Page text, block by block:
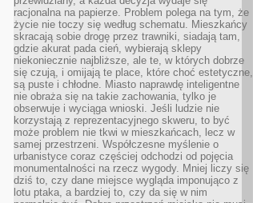
racjonalna na papierze. Problem polega na tym, że
życie nie toczy się według schematu. Mieszkańcy
skracają sobie drogę przez trawniki, siadają tam,
gdzie akurat pada cień, wybierają sklepy
niekoniecznie najbliższe, ale te, w których dobrze
się czują, i omijają te place, które choć estetyczne,
są puste i chłodne. Miasto naprawdę inteligentne
nie obraża się na takie zachowania, tylko je
obserwuje i wyciąga wnioski. Jeśli ludzie nie
korzystają z reprezentacyjnego skweru, to być
może problem nie tkwi w mieszkańcach, lecz w
samej przestrzeni. Współczesne myślenie o
urbanistyce coraz częściej odchodzi od pojęcia
monumentalności na rzecz wygody. Mniej liczy się
dziś to, czy dane miejsce wygląda imponująco z
lotu ptaka, a bardziej to, czy da się w nim